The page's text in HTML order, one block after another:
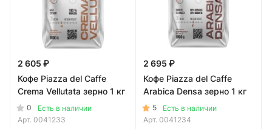
2 605 ₽
Кофе Piazza del Caffe
Crema Vellutata зерно 1 кг
0
Есть в наличии
Арт. 0041233
2 695 ₽
Кофе Piazza del Caffe
Arabica Densa зерно 1 кг
5
Есть в наличии
Арт. 0041234